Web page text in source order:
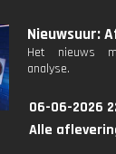
Nieuwsuur:
Het nieuws
analyse.
06-06-2026
Alle